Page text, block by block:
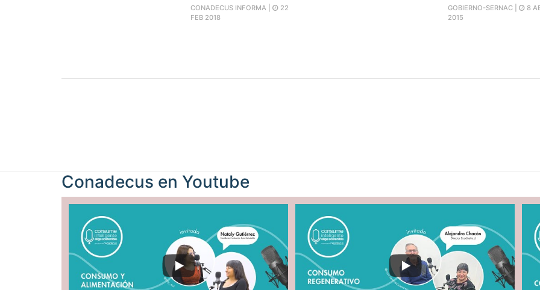
CONADECUS INFORMA|
22
FEB 2018
GOBIERNO-SERNAC |
8
2015
Conadecus en Youtube